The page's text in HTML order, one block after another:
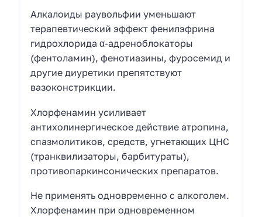
Алкалоиды раувольфии уменьшают
терапевтический эффект фенилэфрина
гидрохлорида α-адреноблокаторы
(фентоламин), фенотиазины, фуросемид и
другие диуретики препятствуют
вазоконстрикции.
Хлорфенамин усиливает
антихолинергическое действие атропина,
спазмолитиков, средств, угнетающих ЦНС
(транквилизаторы, барбитураты),
противопаркинсонических препаратов.
Не применять одновременно с алкоголем.
Хлорфенамин при одновременном